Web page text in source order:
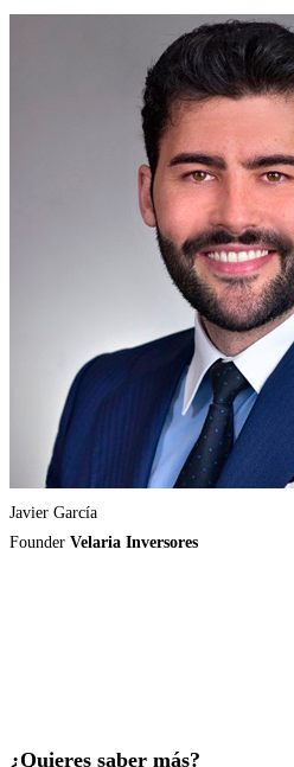
Javier García
Founder Velaria Inversores
¿Quieres saber más?